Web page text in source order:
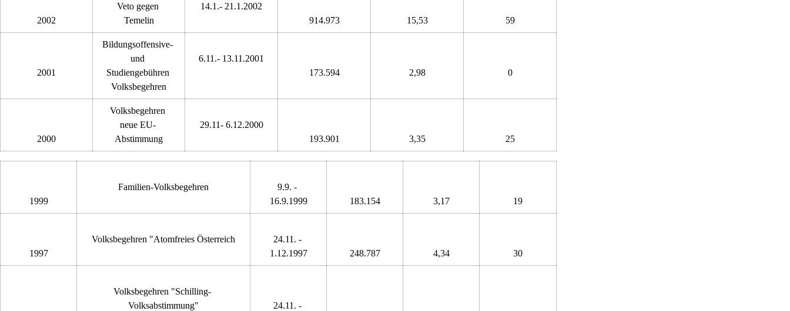
2002
Veto gegen
Temelin
14.1.- 21.1.2002
914.973
15,53 59
2001
Bildungsoffensive-
und
Studiengebühren
Volksbegehren
6.11.- 13.11.2001
173.594
2,98 0
2000
Volksbegehren
neue EU-
Abstimmung
29.11- 6.12.2000
193.901
3,35 25
1999
Familien-Volksbegehren
9.9. -
16.9.1999
183.154 3,17 19
1997
Volksbegehren "Atomfreies Österreich
24.11. -
1.12.1997
248.787 4,34 30
Volksbegehren "Schilling-
Volksabstimmung"
24.11. -